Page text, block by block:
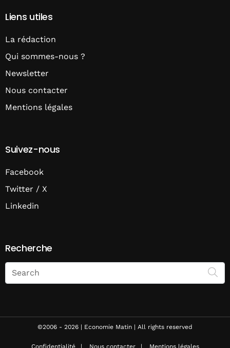
Liens utiles
La rédaction
Qui sommes-nous ?
Newsletter
Nous contacter
Mentions légales
Suivez-nous
Facebook
Twitter / X
Linkedin
Recherche
Search
on
Economie
©2006 - 2026 | Economie Matin | All rights reserved
Confidentialité Nous contacter Mentions légales